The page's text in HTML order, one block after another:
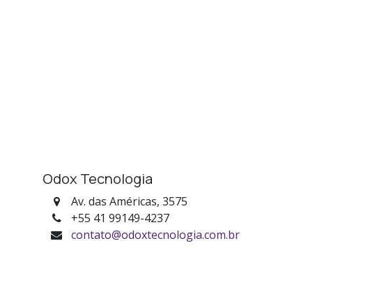
Odox Tecnologia
Av. das Américas, 3575
+55 41 99149-4237
contato@odoxtecnologia.com.br